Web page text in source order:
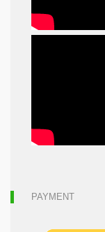
PAYMENT